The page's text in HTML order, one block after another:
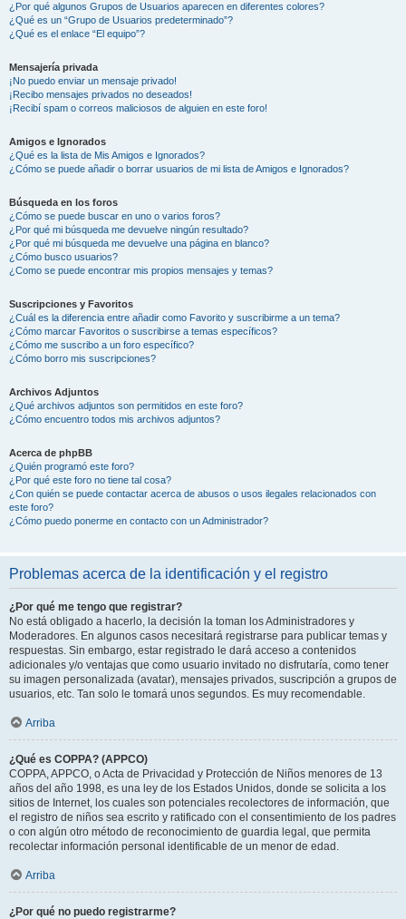
¿Por qué algunos Grupos de Usuarios aparecen en diferentes colores?
¿Qué es un “Grupo de Usuarios predeterminado”?
¿Qué es el enlace “El equipo”?
Mensajería privada
¡No puedo enviar un mensaje privado!
¡Recibo mensajes privados no deseados!
¡Recibí spam o correos maliciosos de alguien en este foro!
Amigos e Ignorados
¿Qué es la lista de Mis Amigos e Ignorados?
¿Cómo se puede añadir o borrar usuarios de mi lista de Amigos e Ignorados?
Búsqueda en los foros
¿Cómo se puede buscar en uno o varios foros?
¿Por qué mi búsqueda me devuelve ningún resultado?
¿Por qué mi búsqueda me devuelve una página en blanco?
¿Cómo busco usuarios?
¿Como se puede encontrar mis propios mensajes y temas?
Suscripciones y Favoritos
¿Cuál es la diferencia entre añadir como Favorito y suscribirme a un tema?
¿Cómo marcar Favoritos o suscribirse a temas específicos?
¿Cómo me suscribo a un foro específico?
¿Cómo borro mis suscripciones?
Archivos Adjuntos
¿Qué archivos adjuntos son permitidos en este foro?
¿Cómo encuentro todos mis archivos adjuntos?
Acerca de phpBB
¿Quién programó este foro?
¿Por qué este foro no tiene tal cosa?
¿Con quién se puede contactar acerca de abusos o usos ilegales relacionados con
este foro?
¿Cómo puedo ponerme en contacto con un Administrador?
Problemas acerca de la identificación y el registro
¿Por qué me tengo que registrar?
No está obligado a hacerlo, la decisión la toman los Administradores y
Moderadores. En algunos casos necesitará registrarse para publicar temas y
respuestas. Sin embargo, estar registrado le dará acceso a contenidos
adicionales y/o ventajas que como usuario invitado no disfrutaría, como tener
su imagen personalizada (avatar), mensajes privados, suscripción a grupos de
usuarios, etc. Tan solo le tomará unos segundos. Es muy recomendable.
Arriba
¿Qué es COPPA? (APPCO)
COPPA, APPCO, o Acta de Privacidad y Protección de Niños menores de 13
años del año 1998, es una ley de los Estados Unidos, donde se solicita a los
sitios de Internet, los cuales son potenciales recolectores de información, que
el registro de niños sea escrito y ratificado con el consentimiento de los padres
o con algún otro método de reconocimiento de guardia legal, que permita
recolectar información personal identificable de un menor de edad.
Arriba
¿Por qué no puedo registrarme?